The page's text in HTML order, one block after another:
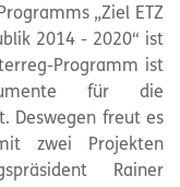
„Ziel ETZ
2014 - 2020“ ist
Programm ist
für die
Deswegen freut es
zwei Projekten
Rainer